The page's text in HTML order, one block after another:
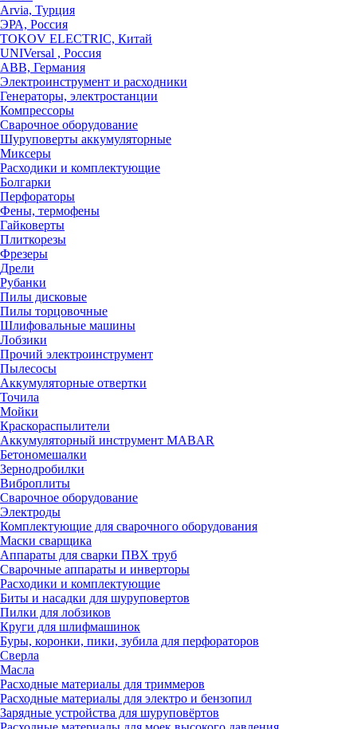
Arvia, Турция
ЭРА, Россия
TOKOV ELECTRIC, Китай
UNIVersal , Россия
ABB, Германия
Электроинструмент и расходники
Генераторы, электростанции
Компрессоры
Сварочное оборудование
Шуруповерты аккумуляторные
Миксеры
Расходики и комплектующие
Болгарки
Перфораторы
Фены, термофены
Гайковерты
Плиткорезы
Фрезеры
Дрели
Рубанки
Пилы дисковые
Пилы торцовочные
Шлифовальные машины
Лобзики
Прочий электроинструмент
Пылесосы
Аккумуляторные отвертки
Точила
Мойки
Краскораспылители
Аккумуляторный инструмент MABAR
Бетономешалки
Зернодробилки
Виброплиты
Сварочное оборудование
Электроды
Комплектующие для сварочного оборудования
Маски сварщика
Аппараты для сварки ПВХ труб
Сварочные аппараты и инверторы
Расходики и комплектующие
Биты и насадки для шуруповертов
Пилки для лобзиков
Круги для шлифмашинок
Буры, коронки, пики, зубила для перфораторов
Сверла
Масла
Расходные материалы для триммеров
Расходные материалы для электро и бензопил
Зарядные устройства для шуруповёртов